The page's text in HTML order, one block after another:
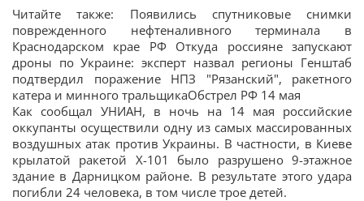
Читайте также: Появились спутниковые снимки
поврежденного нефтеналивного терминала в
Краснодарском крае РФ Откуда россияне запускают
дроны по Украине: эксперт назвал регионы Генштаб
подтвердил поражение НПЗ "Рязанский", ракетного
катера и минного тральщикаОбстрел РФ 14 мая
Как сообщал УНИАН, в ночь на 14 мая российские
оккупанты осуществили одну из самых массированных
воздушных атак против Украины. В частности, в Киеве
крылатой ракетой Х-101 было разрушено 9-этажное
здание в Дарницком районе. В результате этого удара
погибли 24 человека, в том числе трое детей.